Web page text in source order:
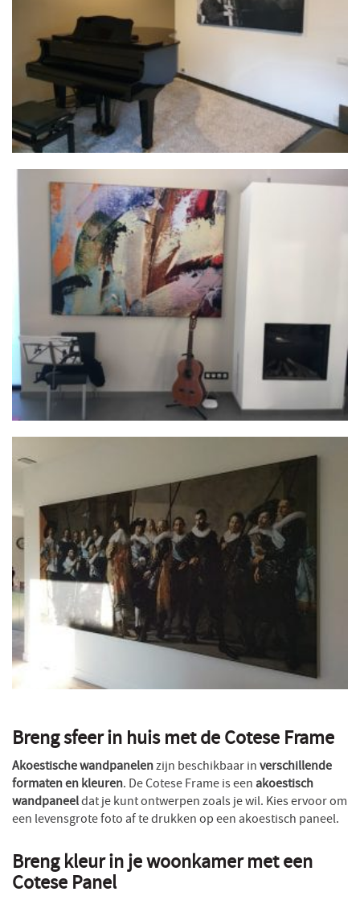
Breng sfeer in huis met de Cotese Frame
Akoestische wandpanelenzijn beschikbaar inverschillende
formaten en kleuren. De Cotese Frame is eenakoestisch
wandpaneeldat je kunt ontwerpen zoals je wil. Kies ervoor om
een levensgrote foto af te drukken op een akoestisch paneel.
Breng kleur in je woonkamer met een
Cotese Panel